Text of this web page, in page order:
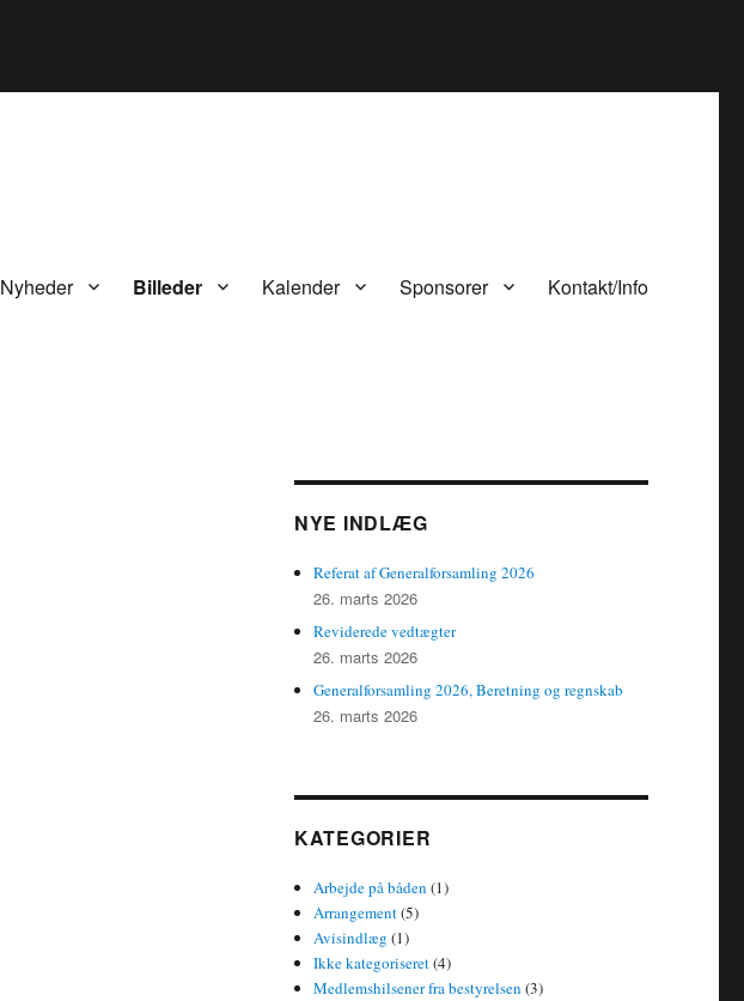
Nyheder Billeder Kalender Sponsorer Kontakt/Info
NYE INDLÆG
Referat af Generalforsamling 2026
26. marts 2026
Reviderede vedtægter
26. marts 2026
Generalforsamling 2026, Beretning og regnskab
26. marts 2026
KATEGORIER
Arbejde på båden (1)
Arrangement(5)
Avisindlæg (1)
Ikke kategoriseret(4)
Medlemshilsener fra bestyrelsen (3)